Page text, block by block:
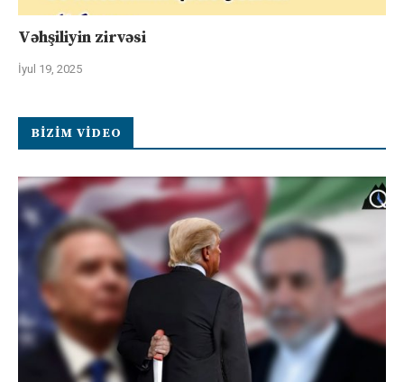
Vəhşiliyin zirvəsi
İyul 19, 2025
BIZIM VIDEO